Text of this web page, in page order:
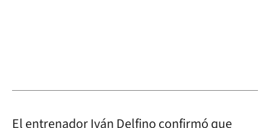
El entrenador Iván Delfino confirmó que